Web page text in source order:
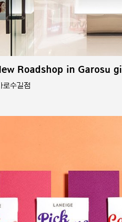
Roadshop in Garosu gil
로수길점